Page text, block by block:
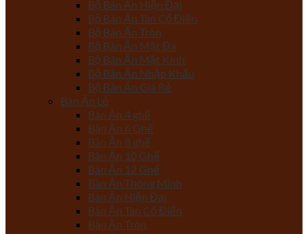
Bộ Bàn Ăn Hiện Đại
Bộ Bàn Ăn Tân Cổ Điển
Bộ Bàn Ăn Tròn
Bộ Bàn Ăn Mặt Đá
Bộ Bàn Ăn Mặt Kính
Bộ Bàn Ăn Nhập Khẩu
Bộ Bàn Ăn Giá Rẻ
Bàn Ăn Lẻ
Bàn Ăn 4 ghế
Bàn Ăn 6 Ghế
Bàn Ăn 8 ghế
Bàn Ăn 10 Ghế
Bàn Ăn 12 Ghế
Bàn Ăn Thông Minh
Bàn Ăn Hiện Đại
Bàn Ăn Tân Cổ Điển
Bàn Ăn Tròn